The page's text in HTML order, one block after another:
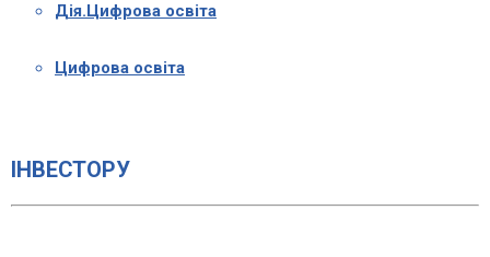
Дія.Цифрова освіта
Цифрова освіта
ІНВЕСТОРУ